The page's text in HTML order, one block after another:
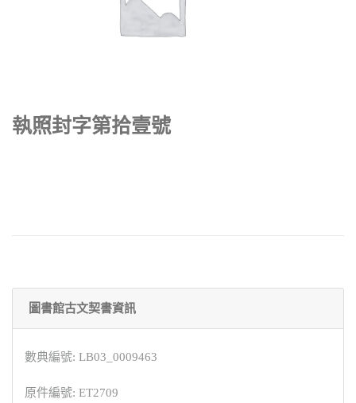
執照封字第拾壹號
圖書館古文契書資訊
數典編號: LB03_0009463
原件編號: ET2709